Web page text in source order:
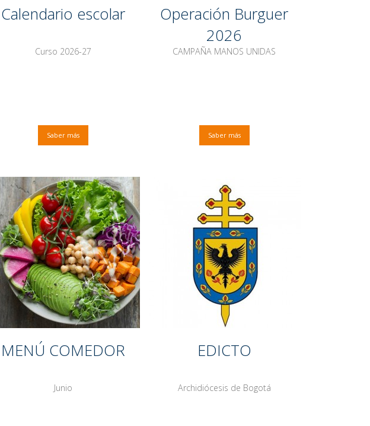
Calendario escolar
Curso 2026-27
Saber más
Operación Burguer
2026
CAMPAÑA MANOS UNIDAS
Saber más
MENÚ COMEDOR
Junio
EDICTO
Archidiócesis de Bogotá